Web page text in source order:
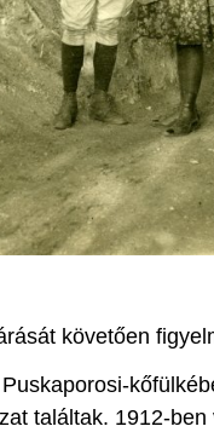
követően
találtak. 1912-